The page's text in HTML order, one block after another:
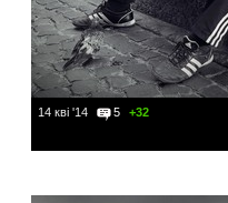
14 кві '14 5 +32